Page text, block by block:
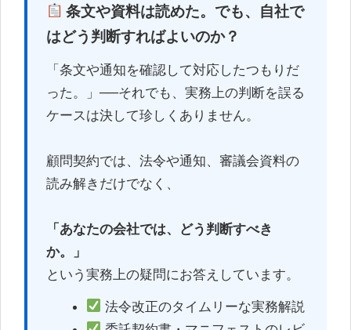
条文や資料は読めた。でも、自社で
はどう判断すればよいのか？
「条文や通知を確認して対応したつもりだ
った。」──それでも、実務上の判断を誤る
ケースは決して珍しくありません。
顧問契約では、法令や通知、審議会資料の
読み解きだけでなく、
「あなたの会社では、どう判断すべき
か。」
という実務上の疑問にお答えしています。
法令改正のタイムリーな実務解説